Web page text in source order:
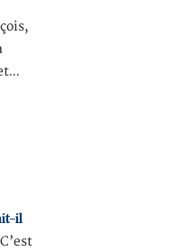
il